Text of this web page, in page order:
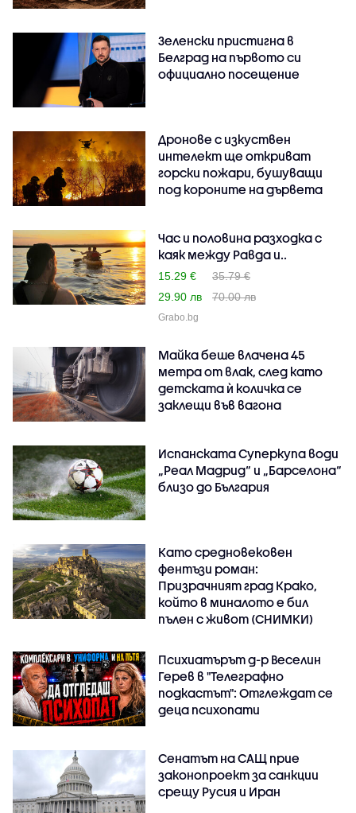
Зеленски пристигна в
Белград на първото си
официално посещение
Дронове с изкуствен
интелект ще откриват
горски пожари, бушуващи
под короните на дървета
Час и половина разходка с
каяк между Равда и..
15.29 €
35.79 €
29.90 лв
70.00 лв
Grabo.bg
Майка беше влачена 45
метра от влак, след като
детската ѝ количка се
заклещи във вагона
Испанската Суперкупа води
„Реал Мадрид“ и „Барселона“
близо до България
Като средновековен
фентъзи роман:
Призрачният град Крако,
който в миналото е бил
пълен с живот (СНИМКИ)
Психиатърът д-р Веселин
Герев в "Телеграфно
подкастът": Отглеждат се
деца психопати
Сенатът на САЩ прие
законопроект за санкции
срещу Русия и Иран